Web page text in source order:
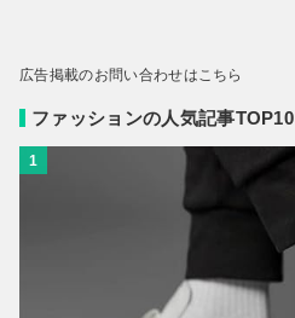
広告掲載のお問い合わせはこちら
ファッションの人気記事TOP10
1